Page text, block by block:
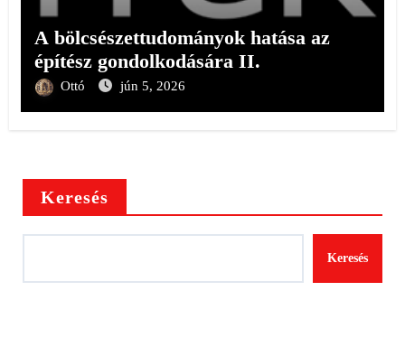
A bölcsészettudományok hatása az
építész gondolkodására II.
Ottó jún 5, 2026
Keresés
Keresés